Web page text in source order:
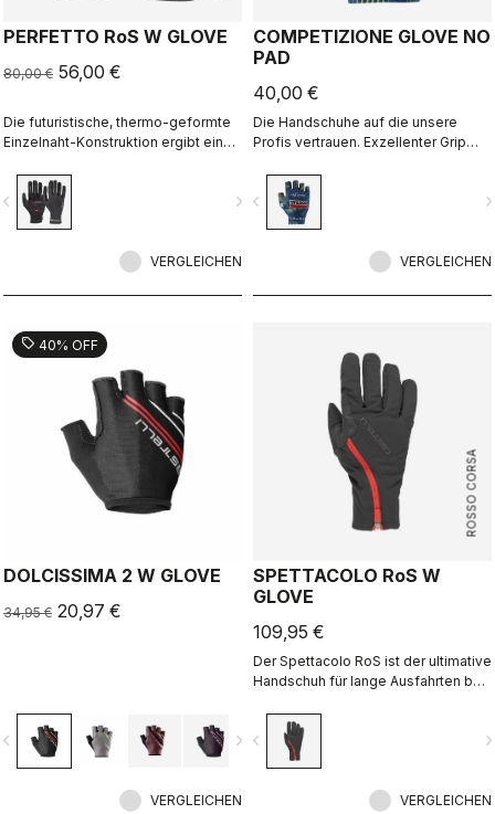
PERFETTO RoS W GLOVE
80,00 € 56,00 €
Die futuristische, thermo-geformte
Einzelnaht-Konstruktion ergibt einen
wind- und wasserfest, warm,
schlank geschnitten und extrem
komfortabel ist.
navigate_next
VERGLEICHEN
COMPETIZIONE GLOVE NO
PAD
40,00 €
Die Handschuhe auf die unsere
Profis vertrauen. Exzellenter Grip
Handflächen im Falle eines Sturzes.
navigate_before
VERGLEICHEN
sell 40% OFF
DOLCISSIMA 2 W GLOVE
34,95 € 20,97 €
navigate_next
VERGLEICHEN
ROSSO CORSA
SPETTACOLO RoS W
GLOVE
109,95 €
Der Spettacolo RoS ist der ultimative
Handschuh für lange Ausfahrten bei
denn er vereint Wärme, Komfort und
Spritzschutz mit unserer
Reißverschluss-Konstruktion für
navigate_before
VERGLEICHEN